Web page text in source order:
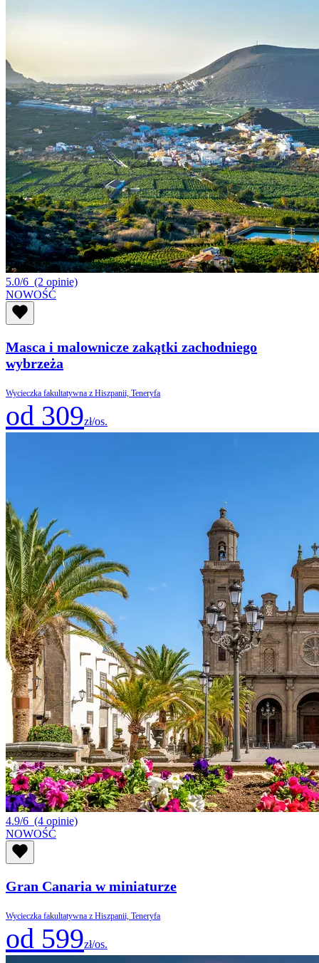
5.0/6 (2 opinie)
NOWOŚĆ
Masca i malownicze zakątki zachodniego
wybrzeża
Wycieczka fakultatywna z Hiszpanii, Teneryfa
od 309zł/os.
4.9/6 (4 opinie)
NOWOŚĆ
Gran Canaria w miniaturze
Wycieczka fakultatywna z Hiszpanii, Teneryfa
od 599zł/os.